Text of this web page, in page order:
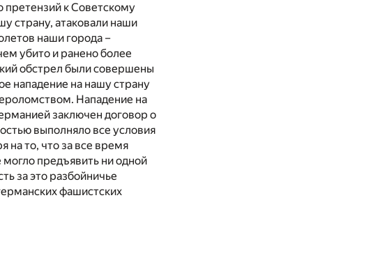
претензий к Советскому
страну, атаковали наши
наши города –
убито и ранено более
обстрел были совершены
нападение на нашу страну
Нападение на
заключен договор о
выполняло все условия
на то, что за все время
могло предъявить ни одной
за это разбойничье
фашистских